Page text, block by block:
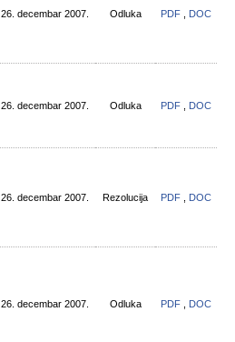
26. decembar 2007. Odluka PDF DOC
26. decembar 2007. Odluka PDF DOC
26. decembar 2007. Rezolucija PDF DOC
26. decembar 2007. Odluka PDF DOC